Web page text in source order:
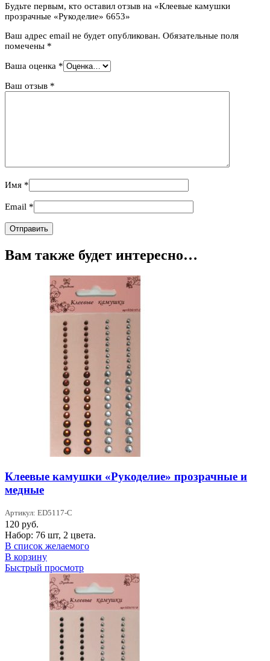
Будьте первым, кто оставил отзыв на «Клеевые камушки
прозрачные «Рукоделие» 6653»
Ваш адрес email не будет опубликован. Обязательные поля
помечены *
Ваша оценка *
Ваш отзыв *
Имя *
Email *
Вам также будет интересно…
Клеевые камушки «Рукоделие» прозрачные и
медные
Артикул: ED5117-С
120 руб.
Набор: 76 шт, 2 цвета.
В список желаемого
В корзину
Быстрый просмотр